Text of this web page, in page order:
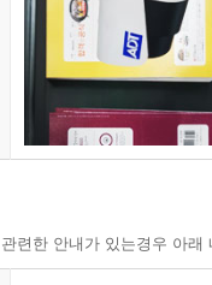
련한 안내가 있는경우 아